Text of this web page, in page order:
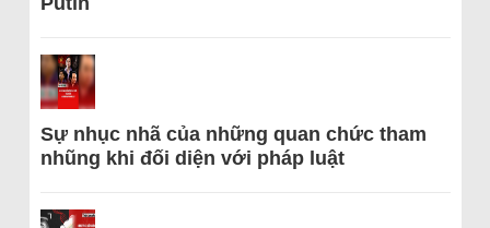
Sự nhục nhã của những quan chức tham
nhũng khi đối diện với pháp luật